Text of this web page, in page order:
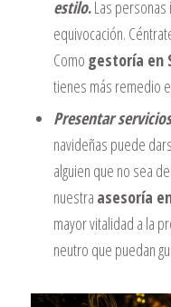
estilo.Las personas
equivocación.
Como gestoría en
tienes más remedio
Presentar
navideñas puede
alguien que no sea
nuestra asesoría
mayor vitalidad a la
neutro que puedan